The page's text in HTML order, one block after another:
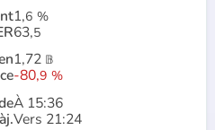
1,6 %
63,5
1,72 𝔹
-80,9 %
À 15:36
Vers 21:24